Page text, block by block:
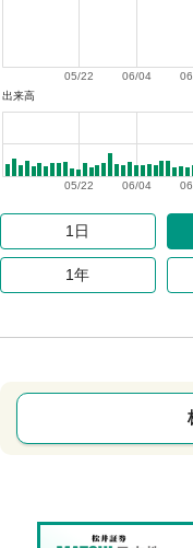
06/04
05/22
出来高
06/04
05/22
1日
1年